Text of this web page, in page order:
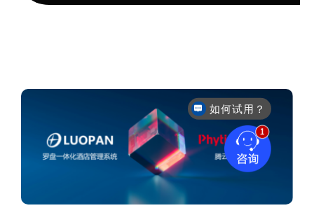
如何试用？
售后咨询